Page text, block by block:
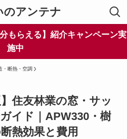
のアンテナ
もらえる】紹介キャンペーン実
施中
・断熱・空調
】住友林業の窓・サッ
イド｜APW330・樹
熱効果と費用